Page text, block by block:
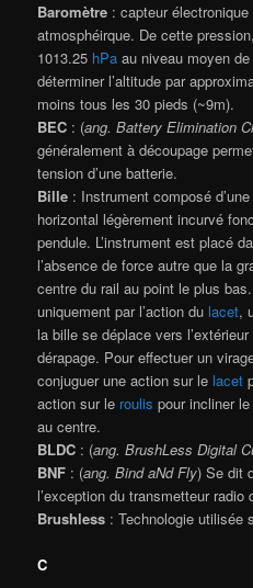
Baromètre : capteur
atmosphéirque. De cette
1013.25 hPa au niveau moyen
déterminer l’altitude par
moins tous les 30 pieds (~9m).
BEC : (ang. Battery Elimination
généralement à découpage
tension d’une batterie.
Bille : Instrument composé
horizontal légèrement incurvé
pendule. L’instrument est placé
l’absence de force autre que la
centre du rail au point le plus
uniquement par l’action dulacet,
la bille se déplace vers
dérapage. Pour effectuer un
conjuguer une action sur lelacet
action sur le roulis pour incliner
au centre.
BLDC : (ang. BrushLess Digital
BNF : (ang. Bind aNd Fly) Se dit
l’exception du transmetteur radio
Brushless : Technologie utilisée
C